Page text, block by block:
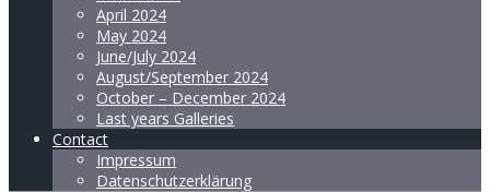
April 2024
May 2024
June/July 2024
August/September 2024
October – December 2024
Last years Galleries
Contact
Impressum
Datenschutzerklärung